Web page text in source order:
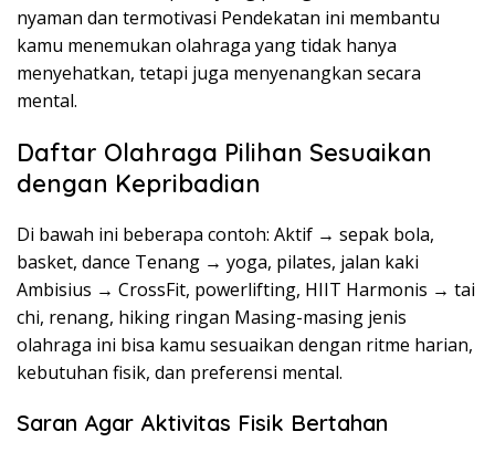
nyaman dan termotivasi Pendekatan ini membantu
kamu menemukan olahraga yang tidak hanya
menyehatkan, tetapi juga menyenangkan secara
mental.
Daftar Olahraga Pilihan Sesuaikan
dengan Kepribadian
Di bawah ini beberapa contoh: Aktif → sepak bola,
basket, dance Tenang → yoga, pilates, jalan kaki
Ambisius → CrossFit, powerlifting, HIIT Harmonis → tai
chi, renang, hiking ringan Masing-masing jenis
olahraga ini bisa kamu sesuaikan dengan ritme harian,
kebutuhan fisik, dan preferensi mental.
Saran Agar Aktivitas Fisik Bertahan